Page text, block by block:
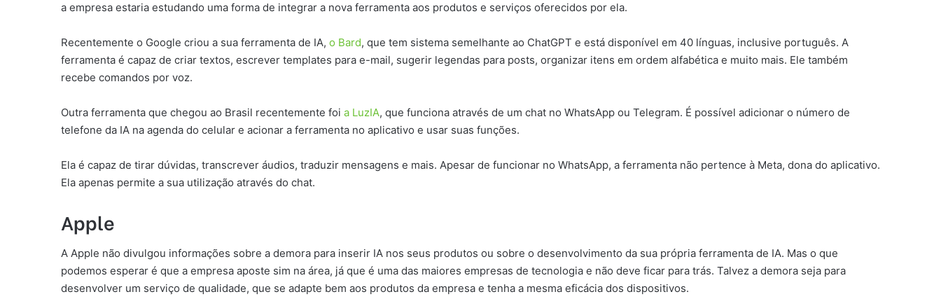
a empresa estaria estudando uma forma de integrar a nova ferramenta aos produtos e serviços oferecidos por ela.
Recentemente o Google criou a sua ferramenta de IA, o Bard, que tem sistema semelhante ao ChatGPT e está disponível em 40 línguas, inclusive português. A
ferramenta é capaz de criar textos, escrever templates para e-mail, sugerir legendas para posts, organizar itens em ordem alfabética e muito mais. Ele também
recebe comandos por voz.
Outra ferramenta que chegou ao Brasil recentemente foi a LuzIA, que funciona através de um chat no WhatsApp ou Telegram. É possível adicionar o número de
telefone da IA na agenda do celular e acionar a ferramenta no aplicativo e usar suas funções.
Ela é capaz de tirar dúvidas, transcrever áudios, traduzir mensagens e mais. Apesar de funcionar no WhatsApp, a ferramenta não pertence à Meta, dona do aplicativo.
Ela apenas permite a sua utilização através do chat.
Apple
A Apple não divulgou informações sobre a demora para inserir IA nos seus produtos ou sobre o desenvolvimento da sua própria ferramenta de IA. Mas o que
podemos esperar é que a empresa aposte sim na área, já que é uma das maiores empresas de tecnologia e não deve ficar para trás. Talvez a demora seja para
desenvolver um serviço de qualidade, que se adapte bem aos produtos da empresa e tenha a mesma eficácia dos dispositivos.